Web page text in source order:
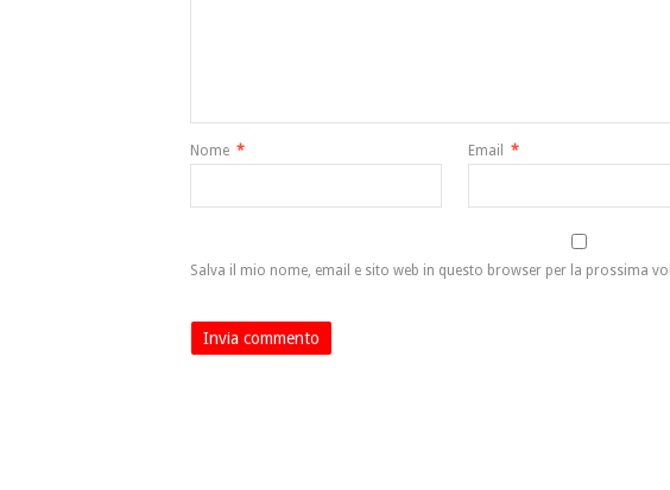
Nome * Email *
Salva il mio nome, email e sito web in questo browser per la prossima